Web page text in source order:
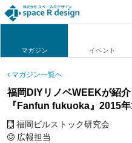
マガジン イベント
マガジン一覧へ
福岡DIYリノベWEEKが紹
『Fanfun fukuoka』2015年
福岡ビルストック研究会
広報担当